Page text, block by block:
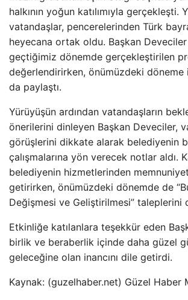
halkının yoğun katılımıyla gerçekleşti.
vatandaşlar, pencerelerinden Türk
heyecana ortak oldu. Başkan
geçtiğimiz dönemde gerçekleştirilen
değerlendirirken, önümüzdeki döneme
da paylaştı.
Yürüyüşün ardından vatandaşların
önerilerini dinleyen Başkan Deveciler,
görüşlerini dikkate alarak belediyenin
çalışmalarına yön verecek notlar aldı.
belediyenin hizmetlerinden
getirirken, önümüzdeki dönemde de
Değişmesi ve Geliştirilmesi” taleplerini
Etkinliğe katılanlara teşekkür eden
birlik ve beraberlik içinde daha güzel
geleceğine olan inancını dile getirdi.
Kaynak: (guzelhaber.net) Güzel Haber